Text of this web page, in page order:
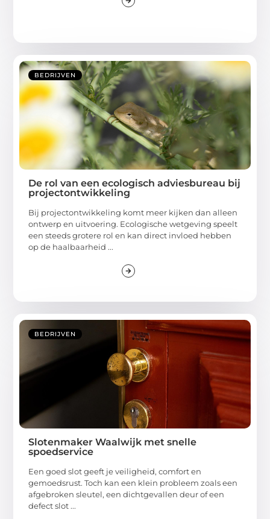
BEDRIJVEN
De rol van een ecologisch adviesbureau bij
projectontwikkeling
Bij projectontwikkeling komt meer kijken dan alleen
ontwerp en uitvoering. Ecologische wetgeving speelt
een steeds grotere rol en kan direct invloed hebben
op de haalbaarheid ...
BEDRIJVEN
Slotenmaker Waalwijk met snelle
spoedservice
Een goed slot geeft je veiligheid, comfort en
gemoedsrust. Toch kan een klein probleem zoals een
afgebroken sleutel, een dichtgevallen deur of een
defect slot ...